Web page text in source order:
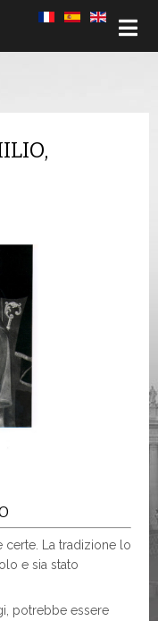
certe. La tradizione lo
e sia stato
potrebbe essere